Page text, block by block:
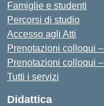
Famiglie e studenti
Percorsi di studio
Accesso agli Atti
Prenotazioni colloqui
Prenotazioni colloqui
Tutti i servizi
Didattica